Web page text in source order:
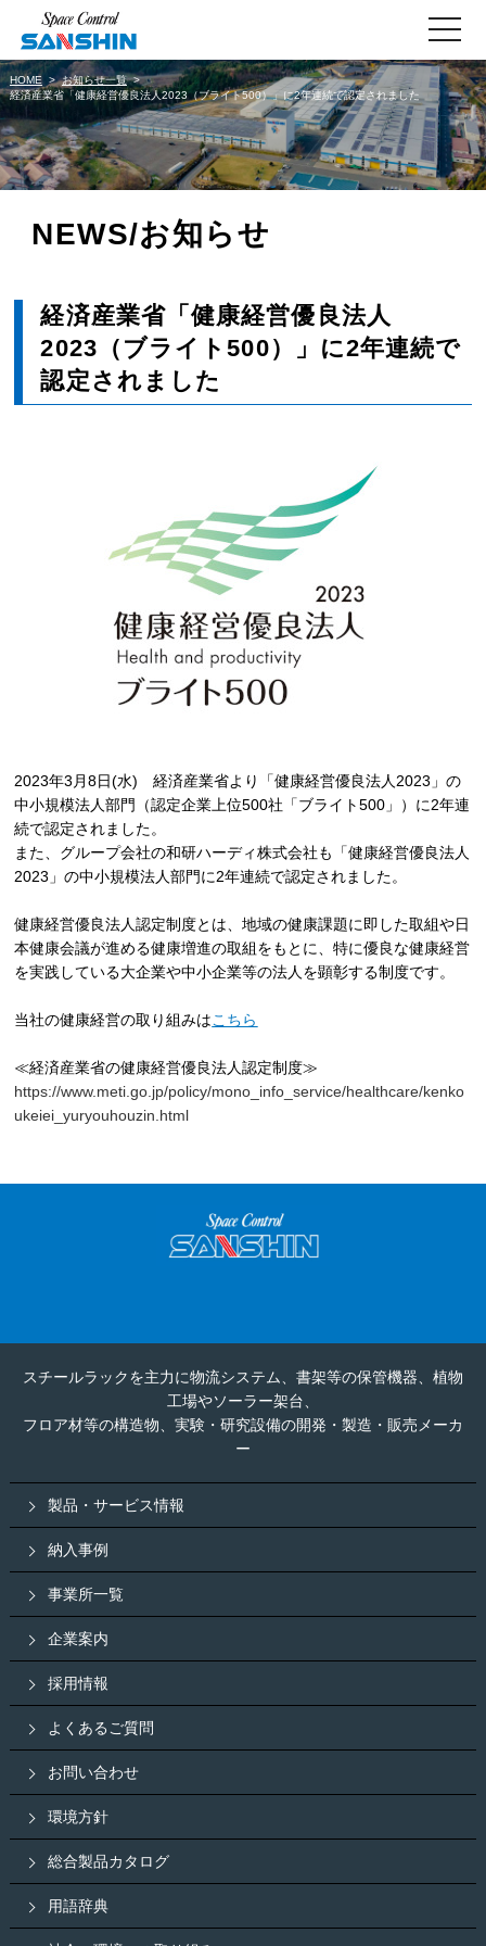
toggle
HOME
お知らせ一覧
経済産業省「健康経営優良法人2023（ブライト500）」に2年連続で認定されました
NEWS/お知らせ
経済産業省「健康経営優良法人
2023（ブライト500）」に2年連続で
認定されました
2023年3月8日(水) 経済産業省より「健康経営優良法人2023」の
中小規模法人部門（認定企業上位500社「ブライト500」）に2年連
続で認定されました。
また、グループ会社の和研ハーディ株式会社も「健康経営優良法人
2023」の中小規模法人部門に2年連続で認定されました。
健康経営優良法人認定制度とは、地域の健康課題に即した取組や日
本健康会議が進める健康増進の取組をもとに、特に優良な健康経営
を実践している大企業や中小企業等の法人を顕彰する制度です。
当社の健康経営の取り組みはこちら
≪経済産業省の健康経営優良法人認定制度≫
https://www.meti.go.jp/policy/mono_info_service/healthcare/kenko
ukeiei_yuryouhouzin.html
スチールラックを主力に物流システム、書架等の保管機器、植物
工場やソーラー架台、
フロア材等の構造物、実験・研究設備の開発・製造・販売メーカ
ー
製品・サービス情報
納入事例
事業所一覧
企業案内
採用情報
よくあるご質問
お問い合わせ
環境方針
総合製品カタログ
用語辞典